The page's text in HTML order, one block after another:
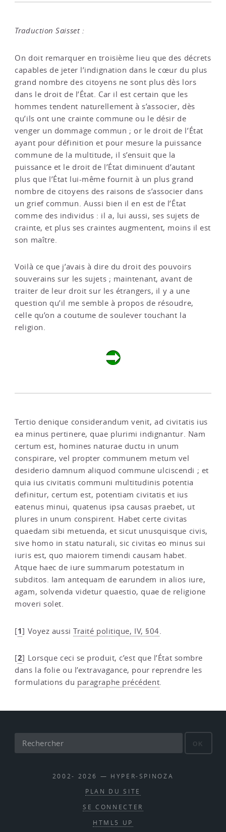
Traduction Saisset :
On doit remarquer en troisième lieu que des décrets
capables de jeter l’indignation dans le cœur du plus
grand nombre des citoyens ne sont plus dès lors
dans le droit de l’État. Car il est certain que les
hommes tendent naturellement à s’associer, dès
qu’ils ont une crainte commune ou le désir de
venger un dommage commun ; or le droit de l’État
ayant pour définition et pour mesure la puissance
commune de la multitude, il s’ensuit que la
puissance et le droit de l’État diminuent d’autant
plus que l’État lui-même fournit à un plus grand
nombre de citoyens des raisons de s’associer dans
un grief commun. Aussi bien il en est de l’État
comme des individus : il a, lui aussi, ses sujets de
crainte, et plus ses craintes augmentent, moins il est
son maître.
Voilà ce que j’avais à dire du droit des pouvoirs
souverains sur les sujets ; maintenant, avant de
traiter de leur droit sur les étrangers, il y a une
question qu’il me semble à propos de résoudre,
celle qu’on a coutume de soulever touchant la
religion.
Tertio denique considerandum venit, ad civitatis ius
ea minus pertinere, quae plurimi indignantur. Nam
certum est, homines naturae ductu in unum
conspirare, vel propter communem metum vel
desiderio damnum aliquod commune ulciscendi ; et
quia ius civitatis communi multitudinis potentia
definitur, certum est, potentiam civitatis et ius
eatenus minui, quatenus ipsa causas praebet, ut
plures in unum conspirent. Habet certe civitas
quaedam sibi metuenda, et sicut unusquisque civis,
sive homo in statu naturali, sic civitas eo minus sui
iuris est, quo maiorem timendi causam habet.
Atque haec de iure summarum potestatum in
subditos. Iam antequam de earundem in alios iure,
agam, solvenda videtur quaestio, quae de religione
moveri solet.
[1] Voyez aussiTraité politique, IV, §04
[2] Lorsque ceci se produit, c’est que l’État sombre
dans la folie ou l’extravagance, pour reprendre les
formulations du paragraphe précédent.
OK
2002- 2026 — HYPER-SPINOZA
PLAN DU SITE
SE CONNECTER
HTML5 UP